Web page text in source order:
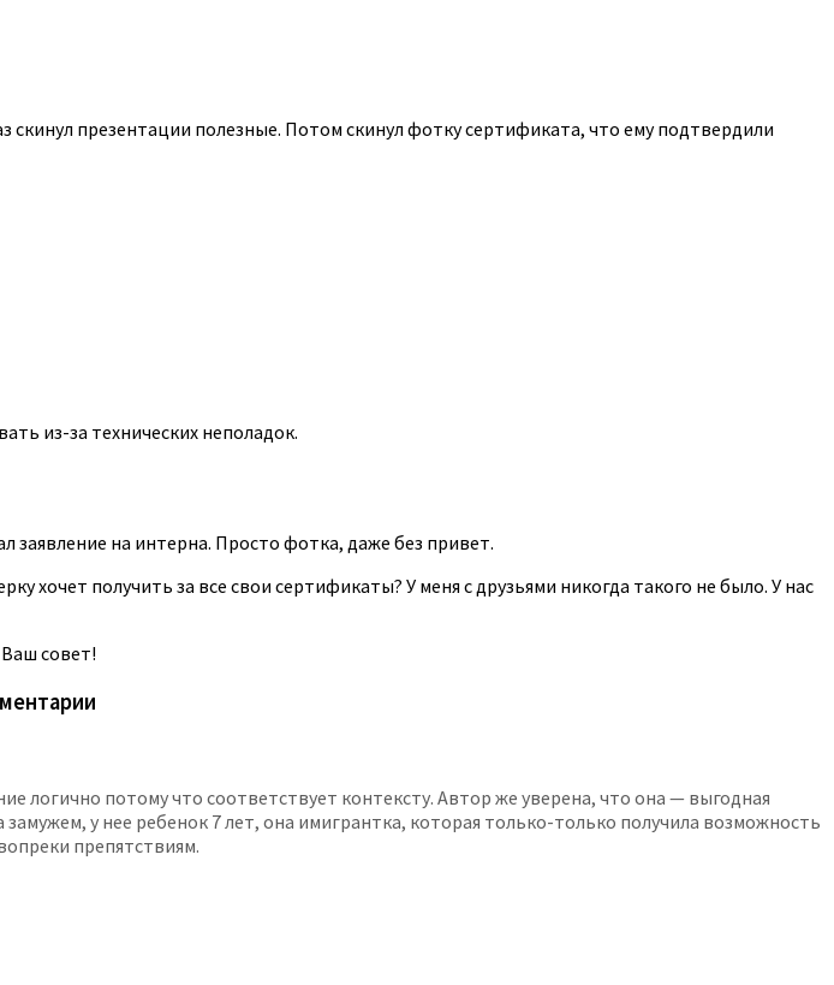
презентации полезные. Потом скинул фотку сертификата, что ему подтвердили
из-за технических неполадок.
заявление на интерна. Просто фотка, даже без привет.
хочет получить за все свои сертификаты? У меня с друзьями никогда такого не было. У нас
совет!
логично потому что соответствует контексту. Автор же уверена, что она — выгодная
у нее ребенок 7 лет, она имигрантка, которая только-только получила возможность
препятствиям.